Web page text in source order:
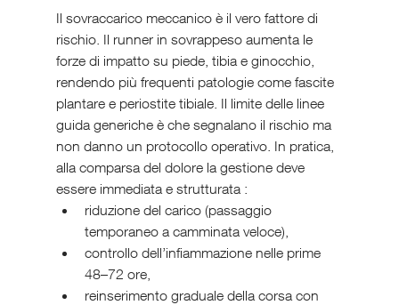
Il sovraccarico meccanico è il vero fattore di
rischio. Il runner in sovrappeso aumenta le
forze di impatto su piede, tibia e ginocchio,
rendendo più frequenti patologie come fascite
plantare e periostite tibiale. Il limite delle linee
guida generiche è che segnalano il rischio ma
non danno un protocollo operativo. In pratica,
alla comparsa del dolore la gestione deve
essere immediata e strutturata :
riduzione del carico (passaggio
temporaneo a camminata veloce),
controllo dell’infiammazione nelle prime
48–72 ore,
reinserimento graduale della corsa con